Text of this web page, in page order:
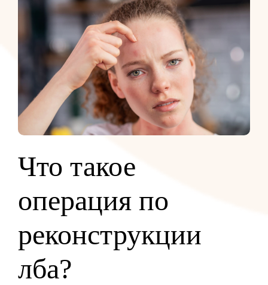
Что такое
операция по
реконструкции
лба?